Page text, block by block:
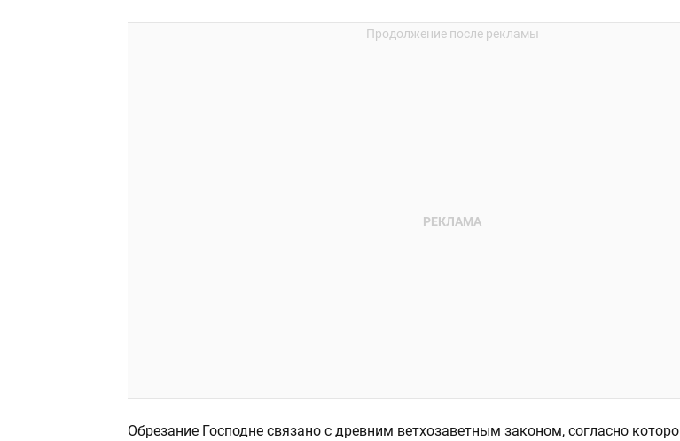
Обрезание Господне связано с древним ветхозаветным законом, согласно